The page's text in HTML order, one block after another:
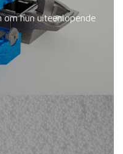
om hun uiteenlopende